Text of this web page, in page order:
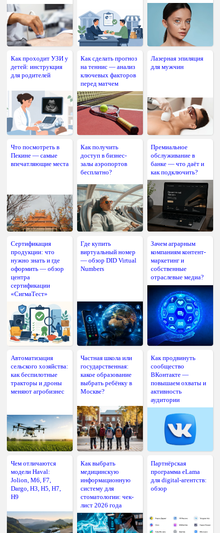
Как проходит УЗИ у
детей: инструкция
для родителей
Как сделать прогноз
на теннис — анализ
ключевых факторов
перед матчем
Лазерная эпиляция
для мужчин
Что посмотреть в
Пекине — самые
впечатляющие места
Как получить
доступ в бизнес-
залы аэропортов
бесплатно?
Премиальное
обслуживание в
банке — что даёт и
как подключить?
Сертификация
продукции: что
нужно знать и где
оформить — обзор
центра
сертификации
«СигмаТест»
Где купить
виртуальный номер
— обзор DID Virtual
Numbers
Зачем аграрным
компаниям контент-
маркетинг и
собственные
отраслевые медиа?
Автоматизация
сельского хозяйства:
как беспилотные
тракторы и дроны
меняют агробизнес
Частная школа или
государственная:
какое образование
выбрать ребёнку в
Москве?
Как продвинуть
сообщество
ВКонтакте —
повышаем охваты и
активность
аудитории
Чем отличаются
модели Haval:
Jolion, M6, F7,
Dargo, H3, H5, H7,
H9
Как выбрать
медицинскую
информационную
систему для
стоматологии: чек-
лист 2026 года
Партнёрская
программа eLama
для digital-агентств:
обзор